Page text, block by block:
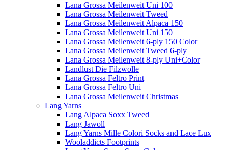
Lana Grossa Meilenweit Uni 100
Lana Grossa Meilenweit Tweed
Lana Grossa Meilenweit Alpaca 150
Lana Grossa Meilenweit Uni 150
Lana Grossa Meilenweit 6-ply 150 Color
Lana Grossa Meilenweit Tweed 6-ply
Lana Grossa Meilenweit 8-ply Uni+Color
Landlust Die Filzwolle
Lana Grossa Feltro Print
Lana Grossa Feltro Uni
Lana Grossa Meilenweit Christmas
Lang Yarns
Lang Alpaca Soxx Tweed
Lang Jawoll
Lang Yarns Mille Colori Socks and Lace Lux
Wooladdicts Footprints